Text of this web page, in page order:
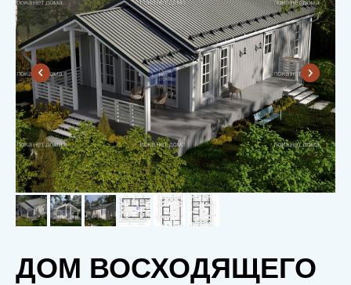
ДОМ ВОСХОДЯЩЕГО